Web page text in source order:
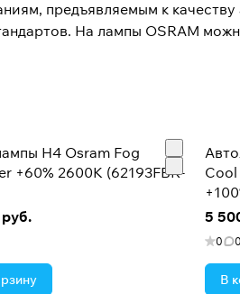
предъявляемым к
На лампы OSRAM
H4 Osram Fog
+60% 2600K (62193FBR-
Cool
5
0 0
В